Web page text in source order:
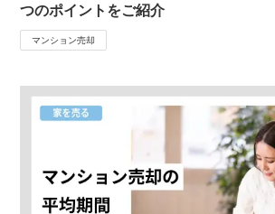
つのポイントをご紹介
マンション売却